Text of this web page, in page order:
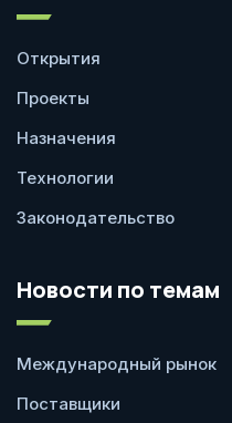
Открытия
Проекты
Назначения
Технологии
Законодательство
Новости по темам
Международный рынок
Поставщики